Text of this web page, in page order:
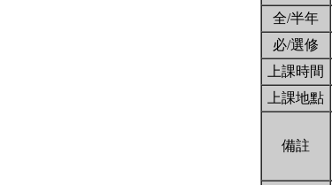
全/半年
必/選修
上課時間
上課地點
備註